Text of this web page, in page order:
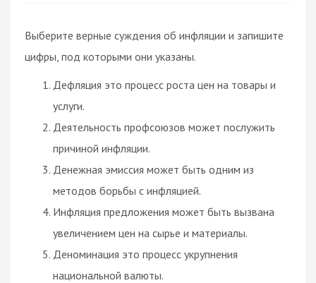
Выберите верные суждения об инфляции и запишите
цифры, под которыми они указаны.
Дефляция это процесс роста цен на товары и
услуги.
Деятельность профсоюзов может послужить
причиной инфляции.
Денежная эмиссия может быть одним из
методов борьбы с инфляцией.
Инфляция предложения может быть вызвана
увеличением цен на сырье и материалы.
Деноминация это процесс укрупнения
национальной валюты.